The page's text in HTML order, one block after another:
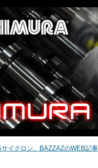
イクロン、BAZZAZのWEB記事